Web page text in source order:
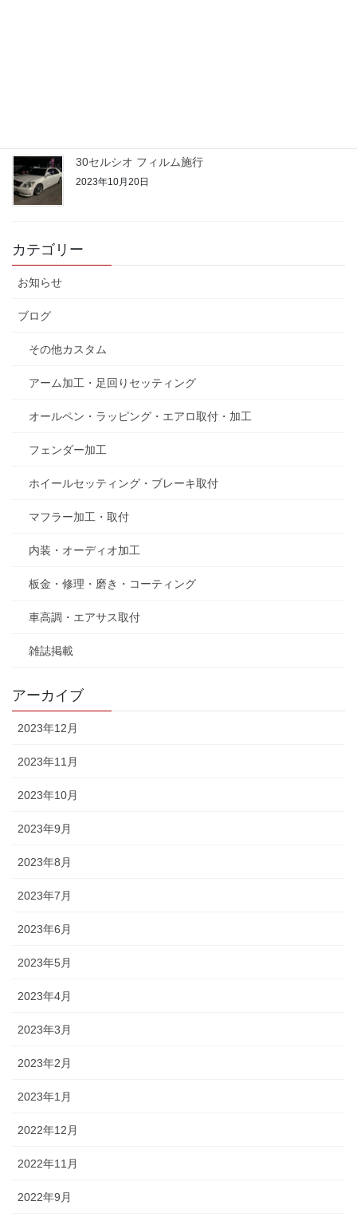
30セルシオ フィルム施行
2023年10月20日
カテゴリー
お知らせ
ブログ
その他カスタム
アーム加工・足回りセッティング
オールペン・ラッピング・エアロ取付・加工
フェンダー加工
ホイールセッティング・ブレーキ取付
マフラー加工・取付
内装・オーディオ加工
板金・修理・磨き・コーティング
車高調・エアサス取付
雑誌掲載
アーカイブ
2023年12月
2023年11月
2023年10月
2023年9月
2023年8月
2023年7月
2023年6月
2023年5月
2023年4月
2023年3月
2023年2月
2023年1月
2022年12月
2022年11月
2022年9月